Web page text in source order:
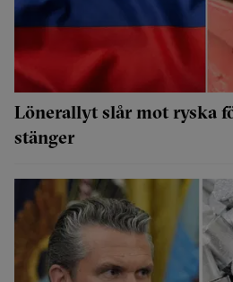
Lönerallyt slår mot ryska
stänger